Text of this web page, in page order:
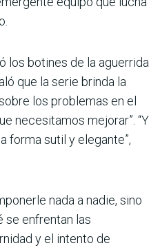
los botines de la aguerrida
que la serie brinda la
los problemas en el
necesitamos mejorar”. “Y
forma sutil y elegante”,
nada a nadie, sino
se enfrentan las
y el intento de